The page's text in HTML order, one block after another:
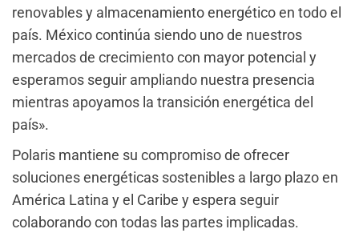
renovables y almacenamiento energético en todo el
país. México continúa siendo uno de nuestros
mercados de crecimiento con mayor potencial y
esperamos seguir ampliando nuestra presencia
mientras apoyamos la transición energética del
país».
Polaris mantiene su compromiso de ofrecer
soluciones energéticas sostenibles a largo plazo en
América Latina y el Caribe y espera seguir
colaborando con todas las partes implicadas.